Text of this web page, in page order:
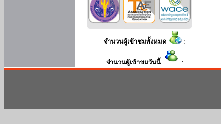
จำนวนผู้เข้าชมทั้งหมด :
จำนวนผู้เข้าชมวันนี้ :